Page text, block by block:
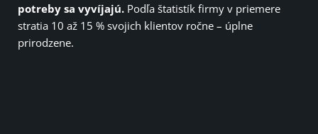
potreby sa vyvíjajú. Podľa štatistík firmy v priemere
stratia 10 až 15 % svojich klientov ročne – úplne
prirodzene.